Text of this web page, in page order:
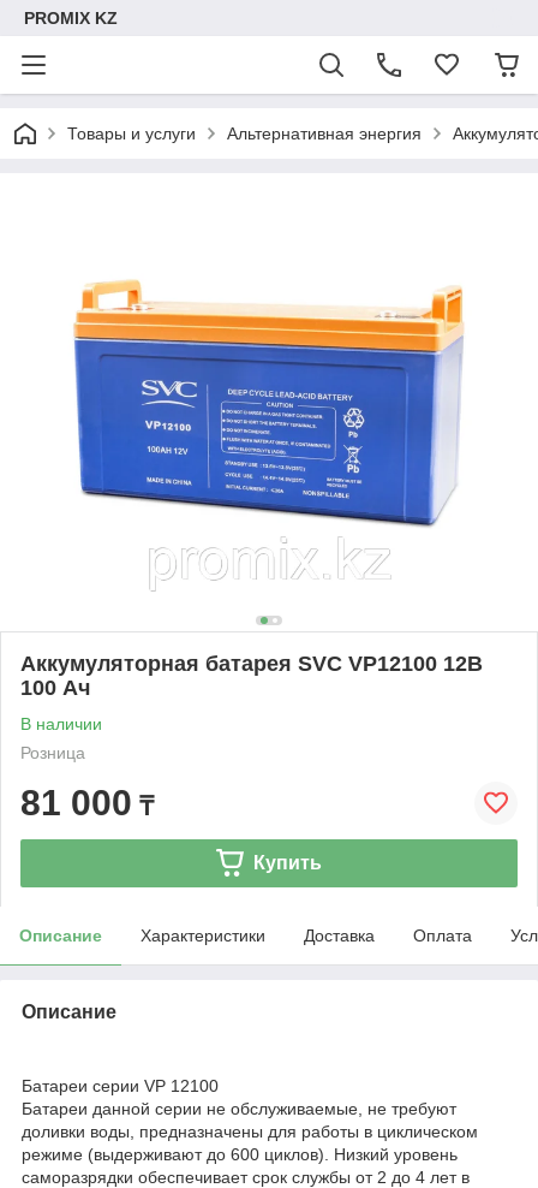
PROMIX KZ
Товары и услуги Альтернативная энергия
Аккумуляторная батарея SVC VP12100 12В
100 Ач
В наличии
Розница
81 000 ₸
Купить
Описание Характеристики Доставка Оплата
Описание
Батареи серии VP 12100
Батареи данной серии не обслуживаемые, не требуют
доливки воды, предназначены для работы в циклическом
режиме (выдерживают до 600 циклов). Низкий уровень
саморазрядки обеспечивает срок службы от 2 до 4 лет в